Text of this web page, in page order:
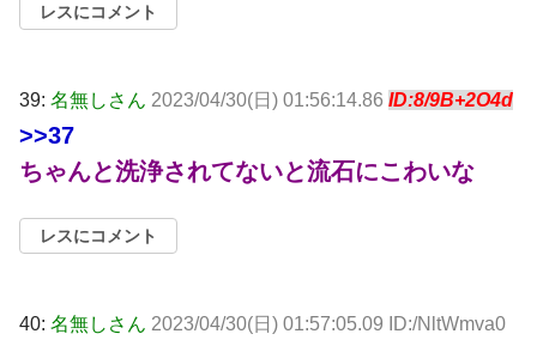
レスにコメント
39: 名無しさん 2023/04/30(日) 01:56:14.86 ID:8/9B+2O4d
>>37
ちゃんと洗浄されてないと流石にこわいな
レスにコメント
40: 名無しさん 2023/04/30(日) 01:57:05.09 ID:/NltWmva0